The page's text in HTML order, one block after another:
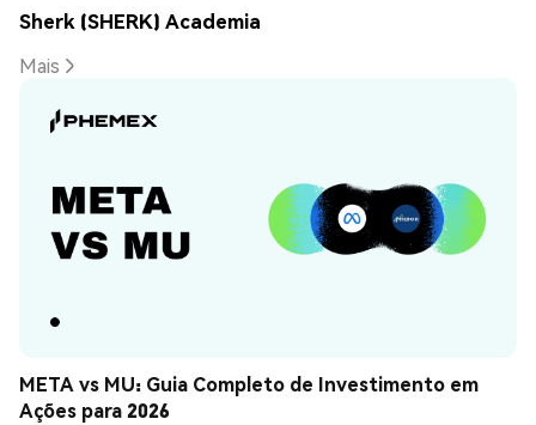
Sherk (SHERK) Academia
Mais
META vs MU: Guia Completo de Investimento em
Ações para 2026